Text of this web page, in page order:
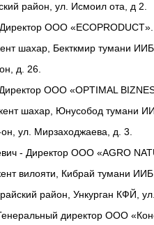
район, ул. Исмоил ота, д 2.
ООО «ECOPRODUCT».
шахар, Бекткмир тумани
д. 26.
ООО «OPTIMAL
шахар, Юнусобод тумани
ул. Мирзаходжаева, д. 3.
- Директор ООО «AGRO
вилояти, Кибрай тумани
район, Ункурган КФЙ,
директор ООО